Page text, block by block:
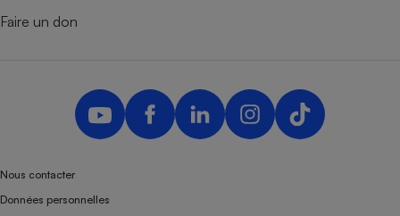
Faire un don
Nous contacter
Données personnelles